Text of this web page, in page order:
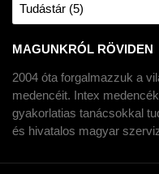
Tudástár (5)
MAGUNKRÓL RÖVIDEN
2004 óta forgalmazzuk a
medencéit. Intex
gyakorlatias tanácsokkal
és hivatalos magyar